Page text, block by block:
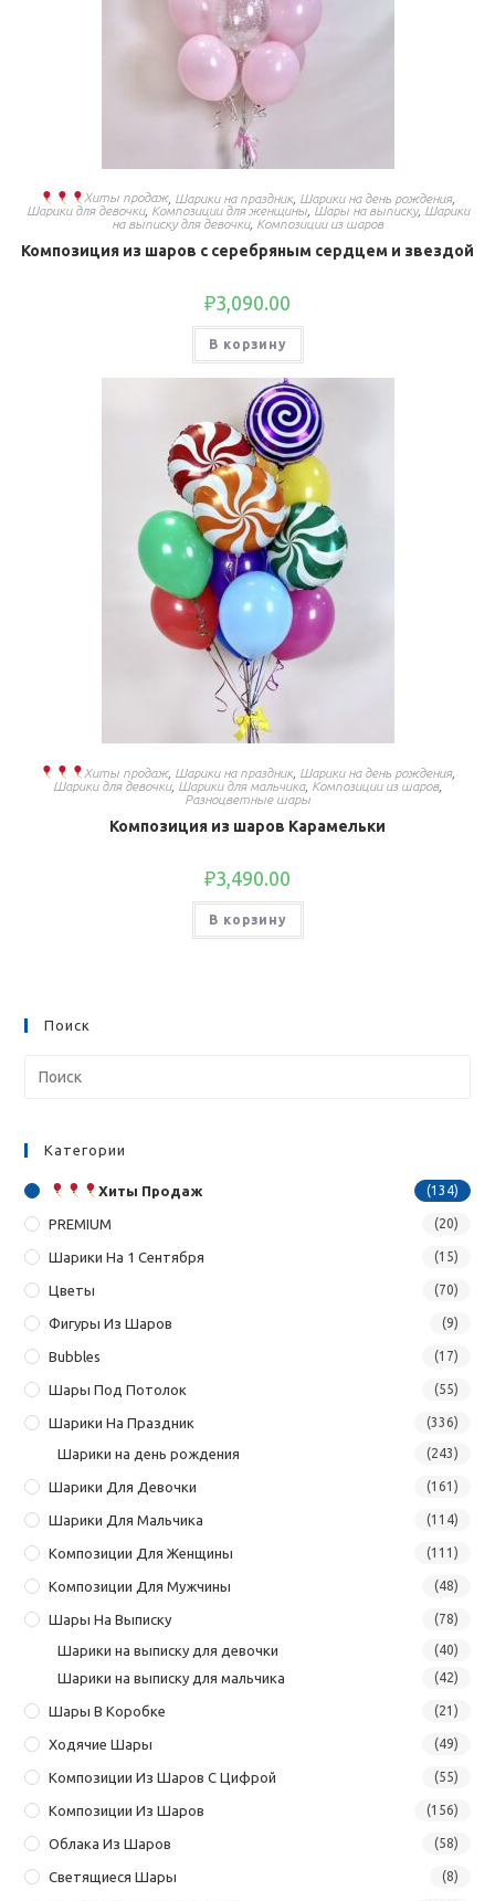
Хиты продаж, Шарики на праздник, Шарики на день рождения,
Шарики для девочки, Композиции для женщины, Шары на выписку, Шарики
на выписку для девочки, Композиции из шаров
Композиция из шаров с серебряным сердцем и звездой
₽3,090.00
В корзину
Хиты продаж, Шарики на праздник, Шарики на день рождения,
Шарики для девочки, Шарики для мальчика, Композиции из шаров,
Разноцветные шары
Композиция из шаров Карамельки
₽3,490.00
В корзину
Поиск
Категории
Хиты Продаж (134)
PREMIUM (20)
Шарики На 1 Сентября (15)
Цветы (70)
Фигуры Из Шаров (9)
Bubbles (17)
Шары Под Потолок (55)
Шарики На Праздник (336)
Шарики на день рождения (243)
Шарики Для Девочки (161)
Шарики Для Мальчика (114)
Композиции Для Женщины (111)
Композиции Для Мужчины (48)
Шары На Выписку (78)
Шарики на выписку для девочки (40)
Шарики на выписку для мальчика (42)
Шары В Коробке (21)
Ходячие Шары (49)
Композиции Из Шаров С Цифрой (55)
Композиции Из Шаров (156)
Облака Из Шаров (58)
Светящиеся Шары (8)